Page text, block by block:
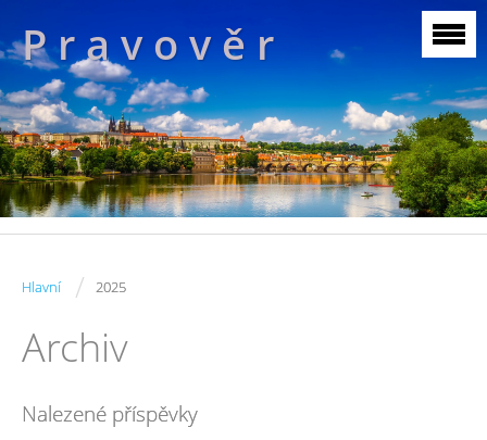
P r a v o v ě r
Hlavní / 2025
Archiv
Nalezené příspěvky